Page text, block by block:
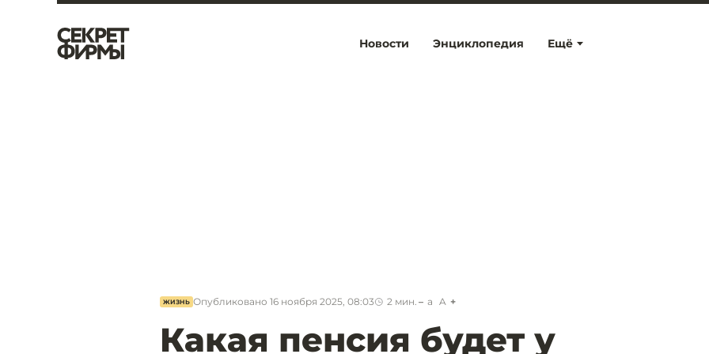
Ещё
Новости Энциклопедия
ЖИЗНЬ Опубликовано 16 ноября 2025, 08:03 2 мин. a A
Какая пенсия будет у